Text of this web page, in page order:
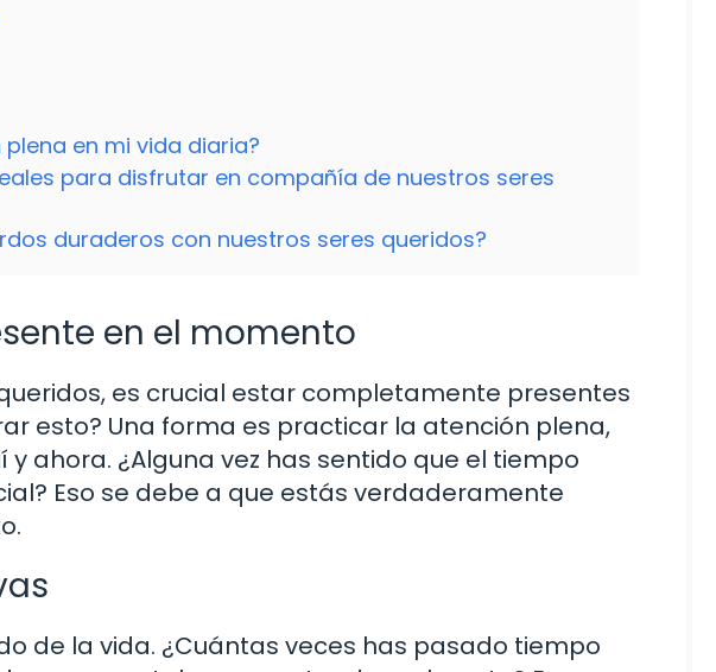
en mi vida diaria?
para disfrutar en compañía de nuestros seres
duraderos con nuestros seres queridos?
en el momento
es crucial estar completamente presentes
esto? Una forma es practicar la atención plena,
ahora. ¿Alguna vez has sentido que el tiempo
Eso se debe a que estás verdaderamente
de la vida. ¿Cuántas veces has pasado tiempo